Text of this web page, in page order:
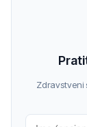
Zdravstveni